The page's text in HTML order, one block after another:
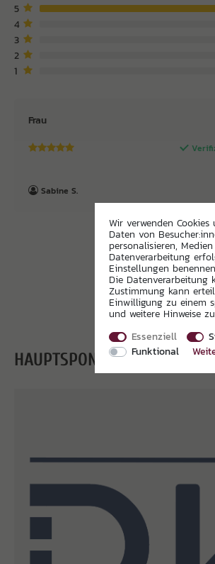
5
4
3
2
1
Frau
Sabine S.
HAUPTSPONSOREN
Wir verwenden
Daten von
personalisieren,
Datenverarbeitung
Einstellungen
Die Datenverarbeitung
Zustimmung kann
Einwilligung zu einem
und weitere Hinweise
Essenziell
Funktional